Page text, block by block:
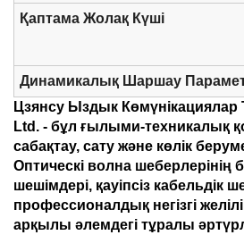
Қаптама Жолақ Күші
Динамикалық Шаршау
Цзянсу Ыздык Көмүнікациялар
Ltd. - бұл ғылыми-техникалық
сабақтау, сату және көлік
Оптическі волна шеберлерінің
шешімдері, қауіпсіз кабельдік
профессионалдық негізгі
арқылы әлемдегі тұралы